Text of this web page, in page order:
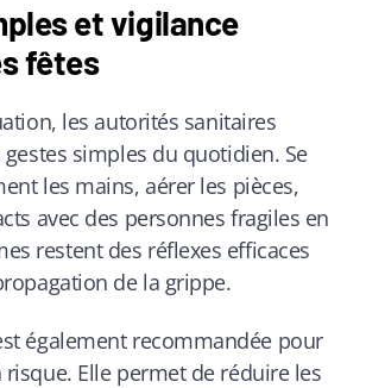
et vigilance
fêtes
les autorités sanitaires
simples du quotidien. Se
les mains, aérer les pièces,
avec des personnes fragiles en
restent des réflexes efficaces
de la grippe.
également recommandée pour
risque. Elle permet de réduire les